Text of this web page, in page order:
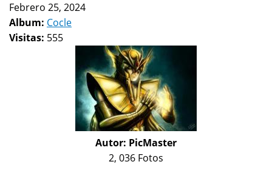
Febrero 25, 2024
Album: Cocle
Visitas: 555
Autor: PicMaster
2, 036 Fotos